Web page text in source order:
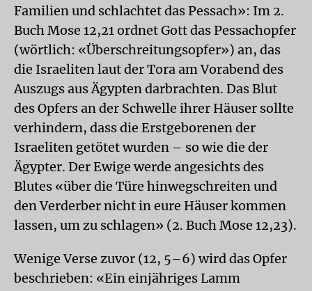
Familien und schlachtet das Pessach»: Im 2.
Buch Mose 12,21 ordnet Gott das Pessachopfer
(wörtlich: «Überschreitungsopfer») an, das
die Israeliten laut der Tora am Vorabend des
Auszugs aus Ägypten darbrachten. Das Blut
des Opfers an der Schwelle ihrer Häuser sollte
verhindern, dass die Erstgeborenen der
Israeliten getötet wurden – so wie die der
Ägypter. Der Ewige werde angesichts des
Blutes «über die Türe hinwegschreiten und
den Verderber nicht in eure Häuser kommen
lassen, um zu schlagen» (2. Buch Mose 12,23).
Wenige Verse zuvor (12, 5–6) wird das Opfer
beschrieben: «Ein einjähriges Lamm